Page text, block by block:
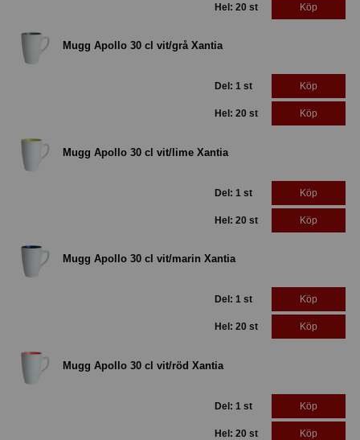
Hel: 20 st Köp
Mugg Apollo 30 cl vit/grå Xantia
Del: 1 st Köp
Hel: 20 st Köp
Mugg Apollo 30 cl vit/lime Xantia
Del: 1 st Köp
Hel: 20 st Köp
Mugg Apollo 30 cl vit/marin Xantia
Del: 1 st Köp
Hel: 20 st Köp
Mugg Apollo 30 cl vit/röd Xantia
Del: 1 st Köp
Hel: 20 st Köp